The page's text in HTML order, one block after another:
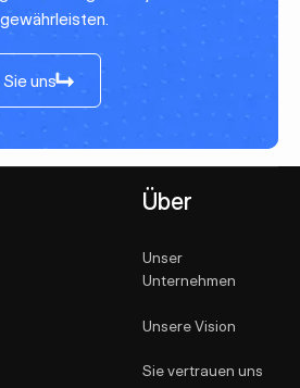
Kontaktieren Sie uns
uns
Über
Unser
Unternehmen
Unsere Vision
Sie vertrauen uns